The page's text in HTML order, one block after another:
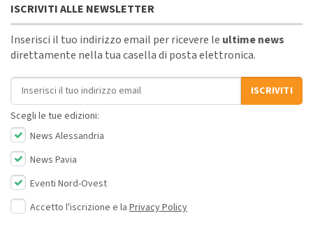
ISCRIVITI ALLE NEWSLETTER
Inserisci il tuo indirizzo email per ricevere le ultime news
direttamente nella tua casella di posta elettronica.
Indirizzo email
ISCRIVITI
Scegli le tue edizioni:
News Alessandria
News Pavia
Eventi Nord-Ovest
Accetto l'iscrizione e la Privacy Policy